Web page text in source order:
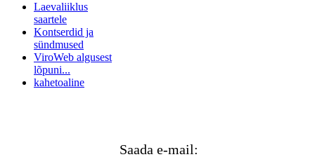
Laevaliiklus
saartele
Kontserdid ja
sündmused
ViroWeb algusest
lõpuni...
kahetoaline
Saada e-mail: